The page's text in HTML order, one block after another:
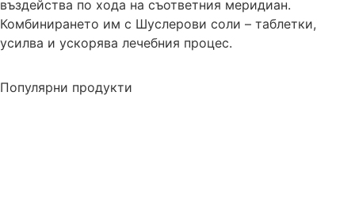
въздейства по хода на съответния меридиан.
Комбинирането им с Шуслерови соли – таблетки,
усилва и ускорява лечебния процес.
Популярни продукти